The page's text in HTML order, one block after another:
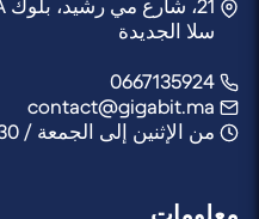
21، شارع مي رشيد، بلوك A، متجر 6,
سلا الجديدة
من الإثنين إلى الجمعة / 10:30 صباحًا - 21:30 مساءً